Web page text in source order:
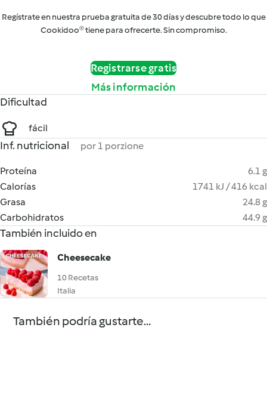
Regístrate en nuestra prueba gratuita de 30 días y descubre todo lo que
Cookidoo® tiene para ofrecerte. Sin compromiso.
Registrarse gratis
Más información
Dificultad
fácil
Inf. nutricional por 1 porzione
Proteína
6.1 g
Calorías
1741 kJ / 416 kcal
Grasa
24.8 g
Carbohidratos
44.9 g
También incluido en
Cheesecake
10 Recetas
Italia
También podría gustarte...